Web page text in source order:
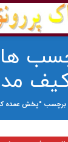
برچسب "پخش عمده